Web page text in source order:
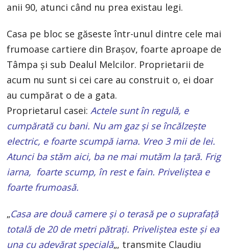
anii 90, atunci când nu prea existau legi.
Casa pe bloc se găseste într-unul dintre cele mai
frumoase cartiere din Braşov, foarte aproape de
Tâmpa şi sub Dealul Melcilor. Proprietarii de
acum nu sunt si cei care au construit o, ei doar
au cumpărat o de a gata.
Proprietarul casei: Actele sunt în regulă, e
cumpărată cu bani. Nu am gaz şi se încălzeşte
electric, e foarte scumpă iarna. Vreo 3 mii de lei.
Atunci ba stăm aici, ba ne mai mutăm la ţară. Frig
iarna, foarte scump, în rest e fain. Priveliştea e
foarte frumoasă.
„Casa are două camere şi o terasă pe o suprafaţă
totală de 20 de metri pătraţi. Priveliştea este şi ea
una cu adevărat specială„, transmite Claudiu